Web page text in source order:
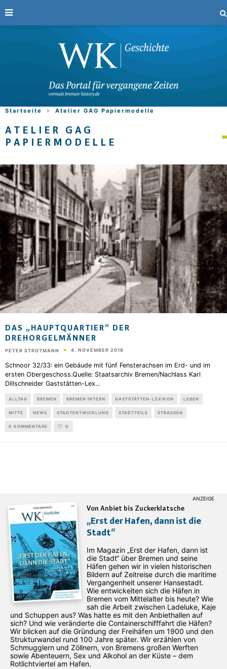
Startseite Atelier GAG Papiermodelle
ATELIER GAG
PAPIERMODELLE
DAS „HAUPTQUARTIER“ DER
DREHORGELMÄNNER
PETER STROTMANN 4. NOVEMBER 2016
Schnoor 32/33: ein Gebäude mit fünf Fensterachsen im Erd- und im
ersten Obergeschoss.Quelle: Staatsarchiv Bremen/Nachlass Karl
Dillschneider Gaststätten-Lex...
ALLTAG BREMEN BREMEN INTERN GASTSTÄTTEN-LEXIKON LEBEN
MITTE NEWS STADTENTWICKLUNG STADTTEILE STRASSEN
0 KOMMENTARE 0
Von Anbiet bis Zuckerklatsche
„Erst der Hafen, dann ist die
Stadt“
Im Magazin „Erst der Hafen, dann ist
die Stadt“ über Bremen und seine
Häfen gehen wir in vielen historischen
Bildern auf Zeitreise durch die maritime
Vergangenheit unserer Hansestadt.
Wie entwickelten sich die Häfen in
Bremen vom Mittelalter bis heute? Wie
sah die Arbeit zwischen Ladeluke, Kaje
und Schuppen aus? Was hatte es mit den Anbiethallen auf
sich? Und wie veränderte die Containerschifffahrt die Häfen?
Wir blicken auf die Gründung der Freihäfen um 1900 und den
Strukturwandel rund 100 Jahre später. Wir erzählen von
Schmugglern und Zöllnern, von Bremens großen Werften
sowie Abenteuern, Sex und Alkohol an der Küste – dem
Rotlichtviertel am Hafen.